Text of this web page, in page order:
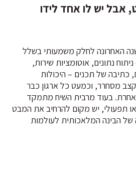
אבל יש לו אחד לידו
האחרונה לחלק משמעותי בשלל
נתונים, אוטומציות שירות,
כתיבה של תכנים – היכולות
מסחרר, וכמעט כל ארגון כבר
אחרת. בעוד מרבית השיח מתמקד
או תפעולי, יש מקום להרחיב את המבט
של הבינה המלאכותית לעולמות